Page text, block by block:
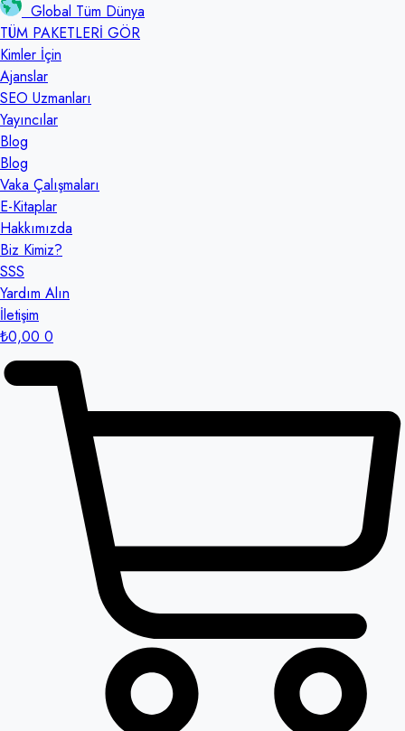
Global Tüm Dünya
TÜM PAKETLERİ GÖR
Kimler İçin
Ajanslar
SEO Uzmanları
Yayıncılar
Blog
Blog
Vaka Çalışmaları
E-Kitaplar
Hakkımızda
Biz Kimiz?
SSS
Yardım Alın
İletişim
₺0,00 0